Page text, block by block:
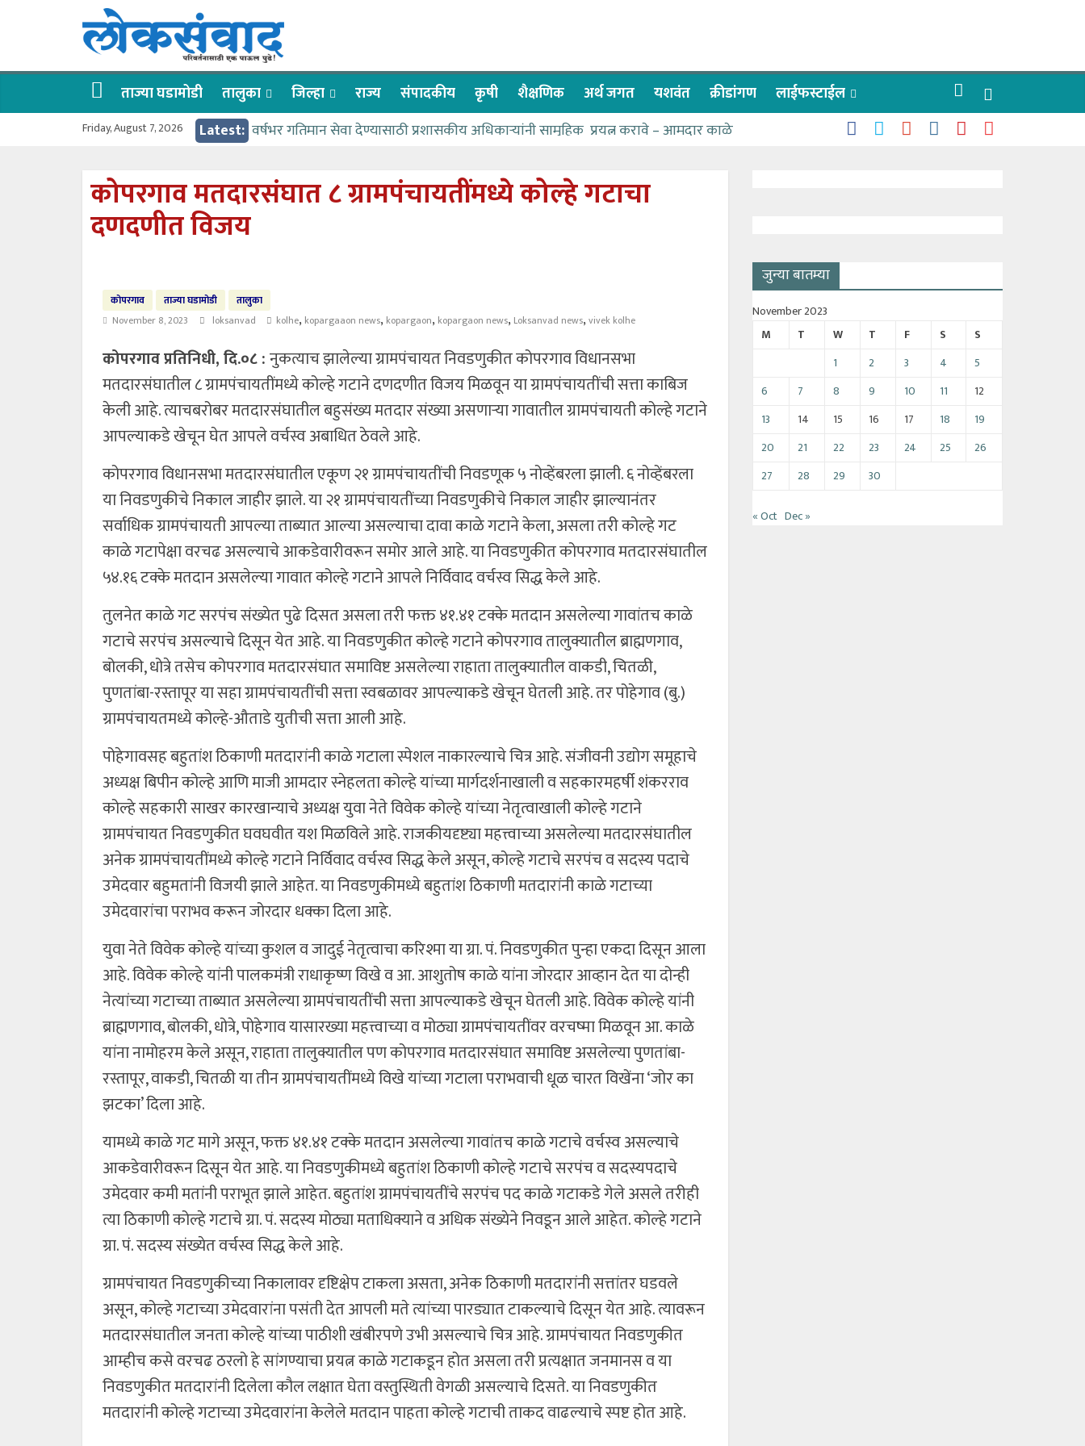
लोकसंवाद
ताज्या
घडामोडी
ताज्या घडामोडी तालुका जिल्हा राज्य संपादकीय कृषी शैक्षणिक अर्थ जगत यशवंत क्रीडांगण लाईफस्टाईल
Friday, August 7, 2026 Latest: वर्षभर गतिमान सेवा देण्यासाठी प्रशासकीय अधिकाऱ्यांनी सामुहिक प्रयत्न करावे – आमदार काळे
आत्मामालिक गुरूकूलाचे २२८ विद्यार्थी शिष्यवृत्तीस पात्र
ईच्छा आणि मेहनतीच्या बळावर यश मिळवता येते – शिवप्रसाद पंडोरे
कोपरगाव मतदारसंघात ८ ग्रामपंचायतींमध्ये कोल्हे गटाचा
दणदणीत विजय
कोपरगाव ताज्या घडामोडी
तालुका
November 8, 2023
loksanvad kolhe, kopargaaon news, kopargaon, kopargaon news, Loksanvad news, vivek kolhe
कोपरगाव प्रतिनिधी, दि.०८ :नुकत्याच झालेल्या ग्रामपंचायत निवडणुकीत कोपरगाव विधानसभा
मतदारसंघातील ८ ग्रामपंचायतींमध्ये कोल्हे गटाने दणदणीत विजय मिळवून या ग्रामपंचायतींची सत्ता काबिज
केली आहे. त्याचबरोबर मतदारसंघातील बहुसंख्य मतदार संख्या असणाऱ्या गावातील ग्रामपंचायती कोल्हे गटाने
आपल्याकडे खेचून घेत आपले वर्चस्व अबाधित ठेवले आहे.
कोपरगाव विधानसभा मतदारसंघातील एकूण २१ ग्रामपंचायतींची निवडणूक ५ नोव्हेंबरला झाली. ६ नोव्हेंबरला
या निवडणुकीचे निकाल जाहीर झाले. या २१ ग्रामपंचायतींच्या निवडणुकीचे निकाल जाहीर झाल्यानंतर
सर्वाधिक ग्रामपंचायती आपल्या ताब्यात आल्या असल्याचा दावा काळे गटाने केला, असला तरी कोल्हे गट
काळे गटापेक्षा वरचढ असल्याचे आकडेवारीवरून समोर आले आहे. या निवडणुकीत कोपरगाव मतदारसंघातील
५४.१६ टक्के मतदान असलेल्या गावात कोल्हे गटाने आपले निर्विवाद वर्चस्व सिद्ध केले आहे.
तुलनेत काळे गट सरपंच संख्येत पुढे दिसत असला तरी फक्त ४१.४१ टक्के मतदान असलेल्या गावांतच काळे
गटाचे सरपंच असल्याचे दिसून येत आहे. या निवडणुकीत कोल्हे गटाने कोपरगाव तालुक्यातील ब्राह्मणगाव,
बोलकी, धोत्रे तसेच कोपरगाव मतदारसंघात समाविष्ट असलेल्या राहाता तालुक्यातील वाकडी, चितळी,
पुणतांबा-रस्तापूर या सहा ग्रामपंचायतींची सत्ता स्वबळावर आपल्याकडे खेचून घेतली आहे. तर पोहेगाव (बु.)
ग्रामपंचायतमध्ये कोल्हे-औताडे युतीची सत्ता आली आहे.
पोहेगावसह बहुतांश ठिकाणी मतदारांनी काळे गटाला स्पेशल नाकारल्याचे चित्र आहे. संजीवनी उद्योग समूहाचे
अध्यक्ष बिपीन कोल्हे आणि माजी आमदार स्नेहलता कोल्हे यांच्या मार्गदर्शनाखाली व सहकारमहर्षी शंकरराव
कोल्हे सहकारी साखर कारखान्याचे अध्यक्ष युवा नेते विवेक कोल्हे यांच्या नेतृत्वाखाली कोल्हे गटाने
ग्रामपंचायत निवडणुकीत घवघवीत यश मिळविले आहे. राजकीयदृष्ट्या महत्त्वाच्या असलेल्या मतदारसंघातील
अनेक ग्रामपंचायतींमध्ये कोल्हे गटाने निर्विवाद वर्चस्व सिद्ध केले असून, कोल्हे गटाचे सरपंच व सदस्य पदाचे
उमेदवार बहुमतांनी विजयी झाले आहेत. या निवडणुकीमध्ये बहुतांश ठिकाणी मतदारांनी काळे गटाच्या
उमेदवारांचा पराभव करून जोरदार धक्का दिला आहे.
युवा नेते विवेक कोल्हे यांच्या कुशल व जादुई नेतृत्वाचा करिश्मा या ग्रा. पं. निवडणुकीत पुन्हा एकदा दिसून आला
आहे. विवेक कोल्हे यांनी पालकमंत्री राधाकृष्ण विखे व आ. आशुतोष काळे यांना जोरदार आव्हान देत या दोन्ही
नेत्यांच्या गटाच्या ताब्यात असलेल्या ग्रामपंचायतींची सत्ता आपल्याकडे खेचून घेतली आहे. विवेक कोल्हे यांनी
ब्राह्मणगाव, बोलकी, धोत्रे, पोहेगाव यासारख्या महत्त्वाच्या व मोठ्या ग्रामपंचायतींवर वरचष्मा मिळवून आ. काळे
यांना नामोहरम केले असून, राहाता तालुक्यातील पण कोपरगाव मतदारसंघात समाविष्ट असलेल्या पुणतांबा-
रस्तापूर, वाकडी, चितळी या तीन ग्रामपंचायतींमध्ये विखे यांच्या गटाला पराभवाची धूळ चारत विखेंना ‘जोर का
झटका’ दिला आहे.
यामध्ये काळे गट मागे असून, फक्त ४१.४१ टक्के मतदान असलेल्या गावांतच काळे गटाचे वर्चस्व असल्याचे
आकडेवारीवरून दिसून येत आहे. या निवडणुकीमध्ये बहुतांश ठिकाणी कोल्हे गटाचे सरपंच व सदस्यपदाचे
उमेदवार कमी मतांनी पराभूत झाले आहेत. बहुतांश ग्रामपंचायतींचे सरपंच पद काळे गटाकडे गेले असले तरीही
त्या ठिकाणी कोल्हे गटाचे ग्रा. पं. सदस्य मोठ्या मताधिक्याने व अधिक संख्येने निवडून आले आहेत. कोल्हे गटाने
ग्रा. पं. सदस्य संख्येत वर्चस्व सिद्ध केले आहे.
ग्रामपंचायत निवडणुकीच्या निकालावर दृष्टिक्षेप टाकला असता, अनेक ठिकाणी मतदारांनी सत्तांतर घडवले
असून, कोल्हे गटाच्या उमेदवारांना पसंती देत आपली मते त्यांच्या पारड्यात टाकल्याचे दिसून येत आहे. त्यावरून
मतदारसंघातील जनता कोल्हे यांच्या पाठीशी खंबीरपणे उभी असल्याचे चित्र आहे. ग्रामपंचायत निवडणुकीत
आम्हीच कसे वरचढ ठरलो हे सांगण्याचा प्रयत्न काळे गटाकडून होत असला तरी प्रत्यक्षात जनमानस व या
निवडणुकीत मतदारांनी दिलेला कौल लक्षात घेता वस्तुस्थिती वेगळी असल्याचे दिसते. या निवडणुकीत
मतदारांनी कोल्हे गटाच्या उमेदवारांना केलेले मतदान पाहता कोल्हे गटाची ताकद वाढल्याचे स्पष्ट होत आहे.
जुन्या बातम्या
November 2023
M
T W T F S
S
1
2 3 4
5
6
7 8 9 10 11
12
13
14 15 16 17 18
19
20
21 22 23 24 25
26
27
28 29 30
« Oct Dec »